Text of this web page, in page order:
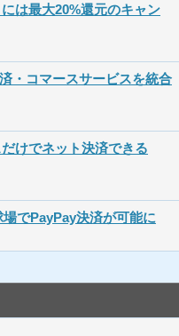
は最大20%還元のキャン
・コマースサービスを統合
けでネット決済できる
でPayPay決済が可能に